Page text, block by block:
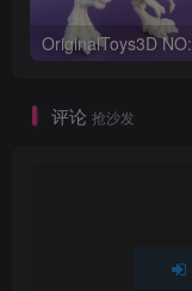
评论 抢沙发